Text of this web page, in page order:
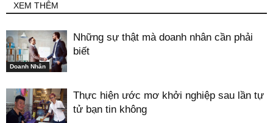
XEM THÊM
Doanh Nhân
Những sự thật mà doanh nhân cần phải
biết
Thực hiện ước mơ khởi nghiệp sau lần tự
tử bạn tin không